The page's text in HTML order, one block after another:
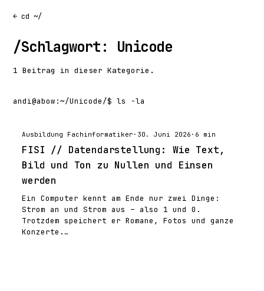
← cd ~/
/Schlagwort: Unicode
1 Beitrag in dieser Kategorie.
andi@abow :~/Unicode/$ ls -la
Ausbildung Fachinformatiker · 30. Juni 2026 · 6 min
FISI // Datendarstellung: Wie Text,
Bild und Ton zu Nullen und Einsen
werden
Ein Computer kennt am Ende nur zwei Dinge:
Strom an und Strom aus – also 1 und 0.
Trotzdem speichert er Romane, Fotos und ganze
Konzerte.…